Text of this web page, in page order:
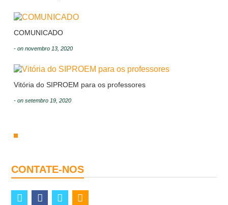
COMUNICADO
- on novembro 13, 2020
Vitória do SIPROEM para os professores
- on setembro 19, 2020
CONTATE-NOS
twitter facebookvimeo